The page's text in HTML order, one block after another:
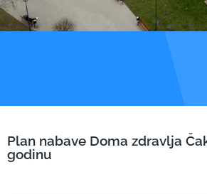
Plan nabave Doma zdravlja
godinu